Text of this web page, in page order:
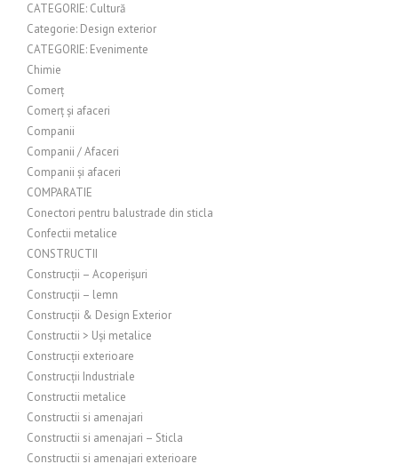
CATEGORIE: Cultură
Categorie: Design exterior
CATEGORIE: Evenimente
Chimie
Comerț
Comerț și afaceri
Companii
Companii / Afaceri
Companii și afaceri
COMPARATIE
Conectori pentru balustrade din sticla
Confectii metalice
CONSTRUCTII
Construcții – Acoperișuri
Construcții – lemn
Construcții & Design Exterior
Constructii > Uși metalice
Construcții exterioare
Construcții Industriale
Constructii metalice
Constructii si amenajari
Constructii si amenajari – Sticla
Constructii si amenajari exterioare